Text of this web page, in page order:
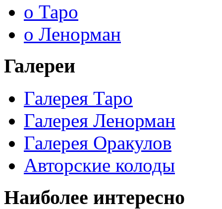
о Таро
о Ленорман
Галереи
Галерея Таро
Галерея Ленорман
Галерея Оракулов
Авторские колоды
Наиболее интересно